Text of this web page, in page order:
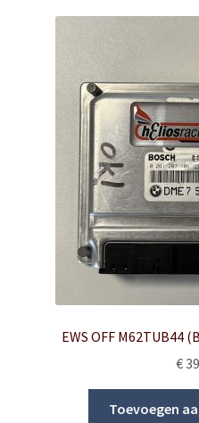
EWS OFF M62TUB44
€
Toevoegen